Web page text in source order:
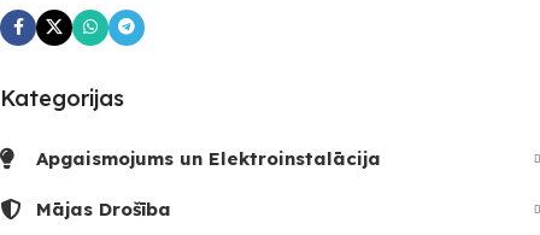
Kategorijas
Apgaismojums un Elektroinstalācija
Mājas Drošība